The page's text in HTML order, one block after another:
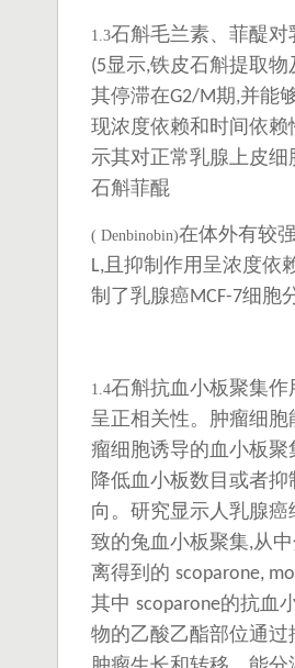
1.3石斛毛兰素、菲醍
(5显示,铁皮石斛提取
其停滞在G2/M期,并能
现浓度依赖和时间依
示其对正常乳腺上皮细
石斛菲醌
( Denbinobin)在体外有较
L, 且抑制作用呈浓度依
制了乳腺癌MCF-7细胞
1.4石斛抗血小板聚集
呈正相关性。肿瘤细
瘤细胞诱导的血小板聚
降低血小板数目或者
向。研究显示人乳腺
致的兔血小板聚集,从
离得到的 scoparone,
其中 scoparone的抗血
物的乙酸乙酯部位通